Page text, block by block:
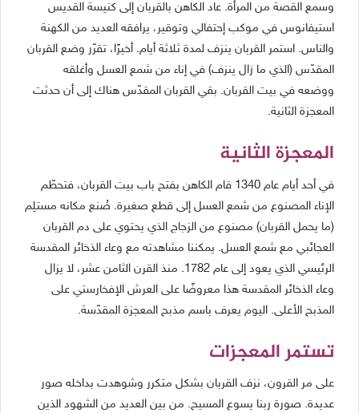
وسمع القصة من المرأة. عاد الكاهن بالقربان إلى كنيسة القديس
استيفانوس في موكب إحتفالي وتوقير، يرافقه العديد من الكهنة
والناس. استمر القربان ينزف لمدة ثلاثة أيام. أخيرًا، تقرّر وضع القربان
المقدّس (الذي ما زال ينزف) في إناء من شمع العسل وأغلقه
ووضعه في بيت القربان. بقي القربان المقدّس هناك إلى أن حدثت
المعجزة الثانية.
المعجزة الثانية
في أحد أيام عام 1340 قام الكاهن بفتح باب بيت القربان، فتحطّم
الإناء المصنوع من شمع العسل إلى قطع صغيرة. صُنع مكانه مستلِم
(ما يحمل القربان) مصنوع من الزجاج الذي يحتوي على دم القربان
العجائبي مع شمع العسل. يمكننا مشاهدته مع وعاء الذخائر المقدسة
الرئيسي الذي يعود إلى عام 1782. منذ القرن الثامن عشر، لا يزال
وعاء الذخائر المقدسة هذا معروضًا على العرش الإفخارستي على
المذبح الأعلى. اليوم يعرف باسم مذبح المعجزة المقدّسة.
تستمر المعجزات
على مر القرون، نزف القربان بشكل متكرر وشوهدت بداخله صور
عديدة. صورة ربنا يسوع المسيح. من بين العديد من الشهود الذين